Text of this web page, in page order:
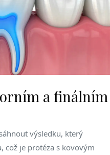
a finálním
výsledku, který
, což je protéza s kovovým